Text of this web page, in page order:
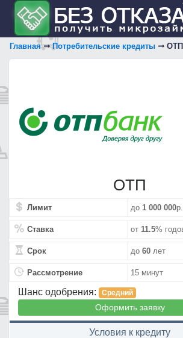
Главная Потребительские кредиты OTП
OTП
Лимит до 1 000 000р.
Ставка от 11.5%
Срок до 60 лет
Рассмотрение 15 минут
Шанс одобрения: Средний
Оформить заявку
Условия к кредиту